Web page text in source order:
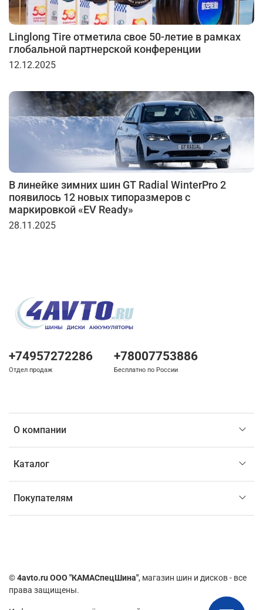
Linglong Tire отметила свое 50-летие в рамках
глобальной партнерской конференции
12.12.2025
В линейке зимних шин GT Radial WinterPro 2
появилось 12 новых типоразмеров с
маркировкой «EV Ready»
28.11.2025
О компании
Каталог
Покупателям
+74957272286
Отдел продаж
+78007753886
Бесплатно по России
©4avto.ru ООО "КАМАСпецШина", магазин шин и дисков - все
права защищены.